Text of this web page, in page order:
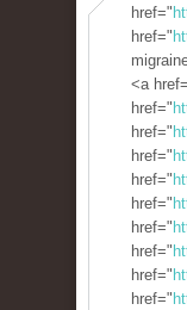
href="
href="
<a
href="
href="
href="
href="
href="
href="
href="
href="
href="